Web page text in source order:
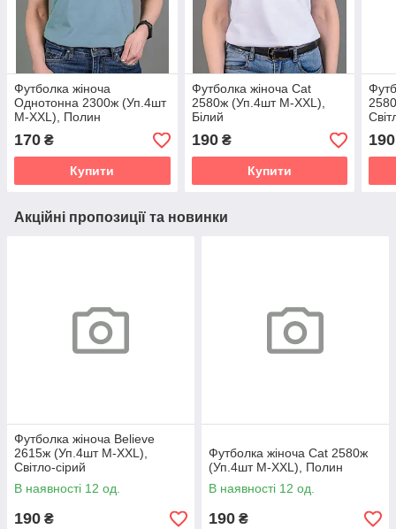
Футболка жіноча
Однотонна 2300ж (Уп.4шт
M-XXL), Полин
170 ₴
Купити
Футболка жіноча Cat
2580ж (Уп.4шт M-XXL),
Білий
190₴
Купити
190
Акційні пропозиції та новинки
Футболка жіноча Believe
2615ж (Уп.4шт M-XXL),
Світло-сірий
В наявності 12 од.
190 ₴
Футболка жіноча Cat 2580ж
(Уп.4шт M-XXL), Полин
В наявності 12 од.
190 ₴